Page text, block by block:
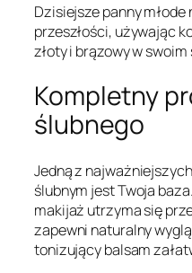
Dzisiejsze panny
przeszłości, używając
złoty i brązowy w
Kompletny
ślubnego
Jedną z
ślubnym jest Twoja
makijaż utrzyma się
zapewni naturalny
tonizujący balsam